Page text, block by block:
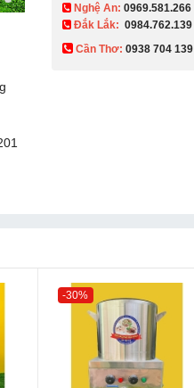
Nghệ An:0969.581.266
Đắk Lắk: 0984.762.139
Cần Thơ:0938 704 139​
-30%